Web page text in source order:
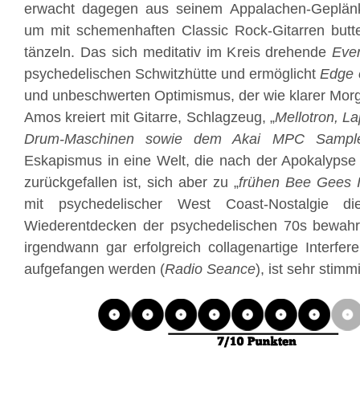
erwacht dagegen aus seinem Appalachen-
um mit schemenhaften Classic Rock-Gitarren
tänzeln. Das sich meditativ im Kreis drehende
psychedelischen Schwitzhütte und ermöglichtEdge
und unbeschwerten Optimismus, der wie klarer
Amos kreiert mit Gitarre, Schlagzeug, „Mellotron,
Drum-Maschinen sowie dem Akai MPC
Eskapismus in eine Welt, die nach der
zurückgefallen ist, sich aber zu „frühen Bee Gees
mit psychedelischer West Coast-Nostalgie
Wiederentdecken der psychedelischen 70s
irgendwann gar erfolgreich collagenartige
aufgefangen werden (Radio Seance), ist sehr